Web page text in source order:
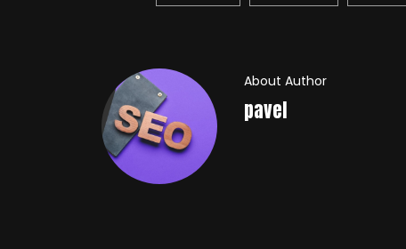
About Author
pavel